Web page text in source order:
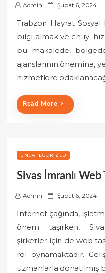
Admin
P
s
t
e
d
Şubat 6, 2024
Trabzon Hayrat Sosyal
bilgi almak ve en iyi
bu makalede,
ajanslarının önemine,
hizmetlere
Read More
UNCATEGORIZED
Sivas İmranlı Web
Admin
P
s
t
e
d
o
Şubat 6, 2024
İnternet çağında,
önem taşırken,
şirketler için de web
rol oynamaktadır.
uzmanlarla donatılmış